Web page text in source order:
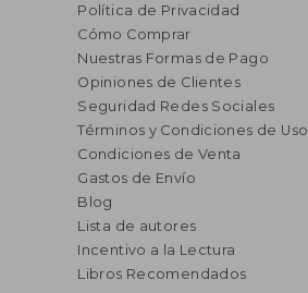
Política de Privacidad
Cómo Comprar
Nuestras Formas de Pago
Opiniones de Clientes
Seguridad Redes Sociales
Términos y Condiciones de Uso
Condiciones de Venta
Gastos de Envío
Blog
Lista de autores
Incentivo a la Lectura
Libros Recomendados